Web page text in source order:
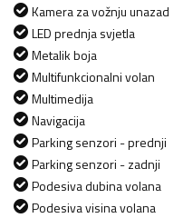
Kamera za vožnju unazad
LED prednja svjetla
Metalik boja
Multifunkcionalni volan
Multimedija
Navigacija
Parking senzori - prednji
Parking senzori - zadnji
Podesiva dubina volana
Podesiva visina volana